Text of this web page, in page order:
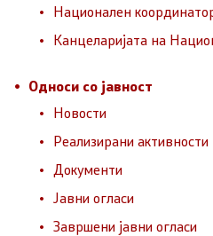
Реализирани активности
Јавни огласи
Национален
Канцеларијата на
Односи со јавност
Новости
Реализирани активности
Документи
Јавни огласи
Завршени јавни огласи